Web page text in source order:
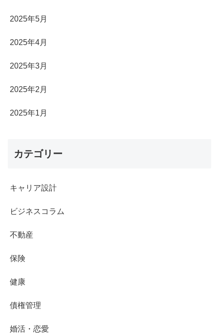
2025年5月
2025年4月
2025年3月
2025年2月
2025年1月
カテゴリー
キャリア設計
ビジネスコラム
不動産
保険
健康
債権管理
婚活・恋愛